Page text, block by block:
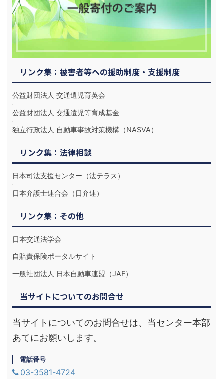
リンク集：被害者等への援助制度・支援制度
公益財団法人 交通遺児育英会
公益財団法人 交通遺児等育成基金
独立行政法人 自動車事故対策機構（NASVA）
リンク集：法律相談
日本司法支援センター（法テラス）
日本弁護士連合会（日弁連）
リンク集：その他
日本交通法学会
自賠責保険ポータルサイト
一般社団法人 日本自動車連盟（JAF）
当サイトについてのお問合せ
当サイトについてのお問合せは、当センター本部
あてにお願いします。
電話番号
03-3581-4724